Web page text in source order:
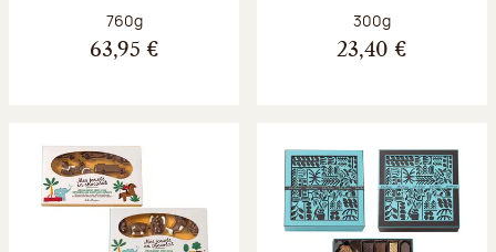
Poids net :
760g
63,95 €
Poids net :
300g
23,40 €